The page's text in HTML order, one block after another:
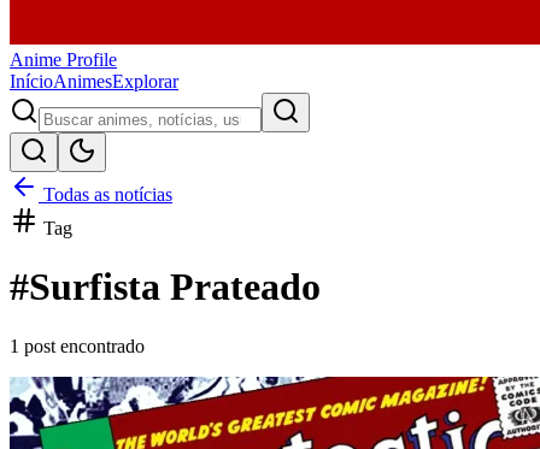
Anime Profile
InícioAnimesExplorar
Todas as notícias
Tag
#Surfista Prateado
1 post encontrado